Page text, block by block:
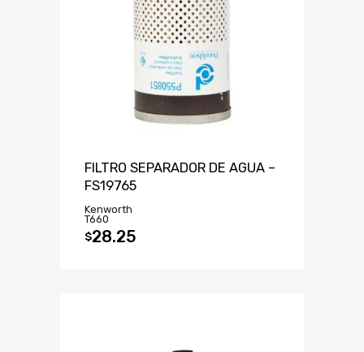
FILTRO SEPARADOR DE AGUA –
FS19765
Kenworth
T660
$28.25